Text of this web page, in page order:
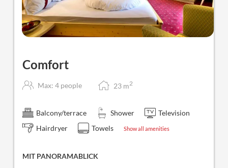
Comfort
Max: 4 people 23 m2
Balcony/terrace Shower
Television
Hairdryer
Towels Show all amenities
MIT PANORAMABLICK